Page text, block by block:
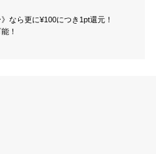
なら更に¥100につき1pt還元！
！